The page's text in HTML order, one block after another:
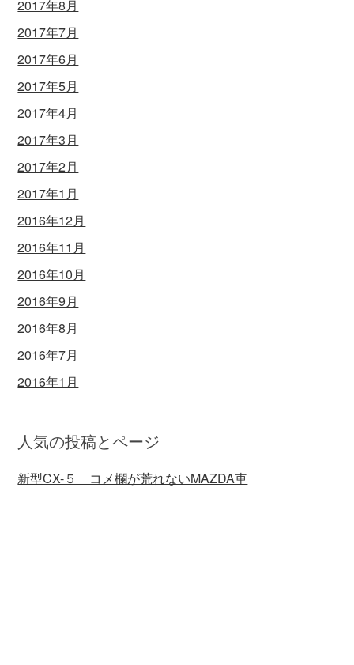
2017年8月
2017年7月
2017年6月
2017年5月
2017年4月
2017年3月
2017年2月
2017年1月
2016年12月
2016年11月
2016年10月
2016年9月
2016年8月
2016年7月
2016年1月
人気の投稿とページ
新型CX-５ コメ欄が荒れないMAZDA車